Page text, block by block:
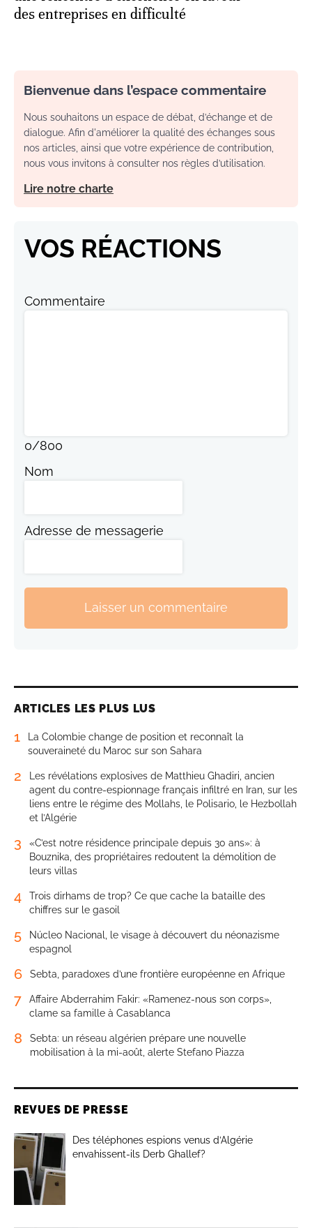
des entreprises en difficulté
Bienvenue dans l’espace commentaire
Nous souhaitons un espace de débat, d’échange et de
dialogue. Afin d'améliorer la qualité des échanges sous
nos articles, ainsi que votre expérience de contribution,
nous vous invitons à consulter nos règles d’utilisation.
Lire notre charte
VOS RÉACTIONS
Commentaire
0/800
Nom
Adresse de messagerie
Laisser un commentaire
ARTICLES LES PLUS LUS
1
La Colombie change de position et reconnaît la
souveraineté du Maroc sur son Sahara
2
Les révélations explosives de Matthieu Ghadiri, ancien
agent du contre-espionnage français infiltré en Iran, sur les
liens entre le régime des Mollahs, le Polisario, le Hezbollah
et l’Algérie
3
«C’est notre résidence principale depuis 30 ans»: à
Bouznika, des propriétaires redoutent la démolition de
leurs villas
4
Trois dirhams de trop? Ce que cache la bataille des
chiffres sur le gasoil
5
Núcleo Nacional, le visage à découvert du néonazisme
espagnol
6 Sebta, paradoxes d’une frontière européenne en Afrique
7
Affaire Abderrahim Fakir: «Ramenez-nous son corps»,
clame sa famille à Casablanca
8
Sebta: un réseau algérien prépare une nouvelle
mobilisation à la mi-août, alerte Stefano Piazza
REVUES DE PRESSE
Des téléphones espions venus d’Algérie
envahissent-ils Derb Ghallef?